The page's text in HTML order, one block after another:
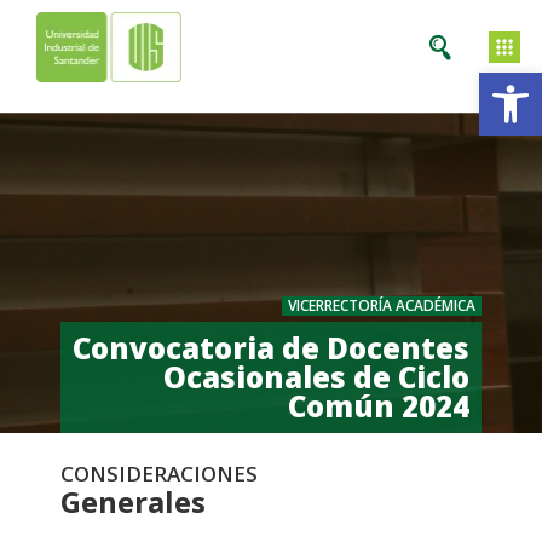
VICERRECTORÍA ACADÉMICA​
Convocatoria de Docentes
Ocasionales de Ciclo
Común 2024
CONSIDERACIONES
Generales